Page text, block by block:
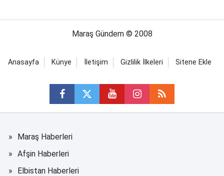
Maraş Gündem © 2008
Anasayfa Künye İletişim Gizlilik İlkeleri Sitene Ekle
Maraş Haberleri
Afşin Haberleri
Elbistan Haberleri